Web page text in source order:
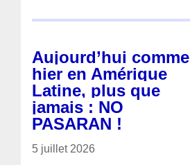
Aujourd’hui comme
hier en Amérique
Latine, plus que
jamais : NO
PASARAN !
5 juillet 2026